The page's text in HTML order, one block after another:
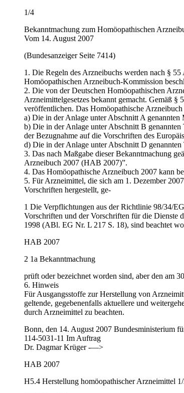
1/4
Bekanntmachung zum Homöopathischen
Vom 14. August 2007
(Bundesanzeiger Seite 7414)
1. Die Regeln des Arzneibuchs werden nach §
Homöopathischen Arzneibuch-Kommission
2. Die von der Deutschen Homöopathi­schen
Arzneimittelgesetzes bekannt gemacht. Gemäß
veröffentlichen. Das Homöopathische
a) Die in der Anlage unter Abschnitt A
b) Die in der Anlage unter Abschnitt B
der Bezugnahme auf die Vorschriften des
d) Die in der Anlage unter Abschnitt D
3. Das nach Maßgabe dieser Bekannt­machung
Arzneibuch 2007 (HAB 2007)”.
4. Das Homöopathische Arzneibuch 2007 kann
5. Für Arzneimittel, die sich am 1. De­zember
Vorschriften hergestellt, ge-
1 Die Verpflichtungen aus der Richtlinie 98/34/
Vorschriften und der Vorschriften für die Dienste
1998 (ABl. EG Nr. L 217 S. 18), sind beachtet
HAB 2007
2 1a Bekanntmachung
prüft oder bezeichnet worden sind, aber den am
6. Hinweis
Für Ausgangsstoffe zur Herstellung von
geltende, gegebenenfalls aktuellere und
durch Arzneimittel zu beachten.
Bonn, den 14. August 2007 Bundesministerium
114-5031-11 Im Auftrag
Dr. Dagmar Krüger -—>
HAB 2007
H5.4 Herstellung homöopathischer Arzneimittel